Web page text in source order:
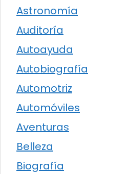
Astronomía
Auditoría
Autoayuda
Autobiografía
Automotriz
Automóviles
Aventuras
Belleza
Biografía